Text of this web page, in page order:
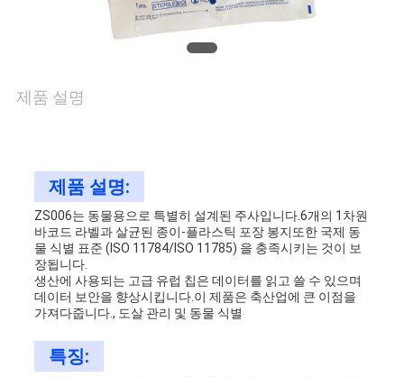
세
인
제품 설명
제품 설명:
ZS006는 동물용으로 특별히 설계된 주사입니다.6개의 1차원
바코드 라벨과 살균된 종이-플라스틱 포장 봉지또한 국제 동
물 식별 표준 (ISO 11784/ISO 11785) 을 충족시키는 것이 보
장됩니다.
생산에 사용되는 고급 유럽 칩은 데이터를 읽고 쓸 수 있으며
데이터 보안을 향상시킵니다.이 제품은 축산업에 큰 이점을
가져다줍니다., 도살 관리 및 동물 식별
특징: